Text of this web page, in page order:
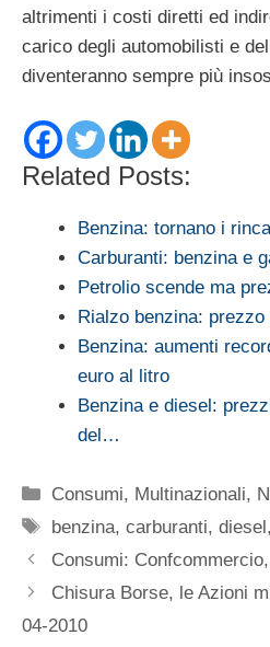
altrimenti i costi diretti ed
carico degli automobilisti e
diventeranno sempre più
Related Posts:
Benzina: tornano i
Carburanti: benzina e
Petrolio scende ma
Rialzo benzina:
Benzina: aumenti
euro al litro
Benzina e diesel:
del…
Categorie
Consumi, Multinazionali,
Tag
benzina,carburanti,diesel,
Consumi:
Chisura Borse, le Azioni
04-2010